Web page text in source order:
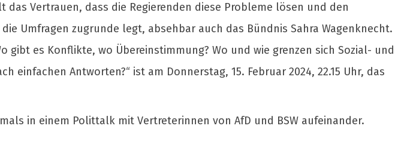
Vertrauen, dass die Regierenden diese Probleme lösen und den
Umfragen zugrunde legt, absehbar auch das Bündnis Sahra Wagenknecht.
es Konflikte, wo Übereinstimmung? Wo und wie grenzen sich Sozial- und
einfachen Antworten?“ ist am Donnerstag, 15. Februar 2024, 22.15 Uhr, das
in einem Polittalk mit Vertreterinnen von AfD und BSW aufeinander.